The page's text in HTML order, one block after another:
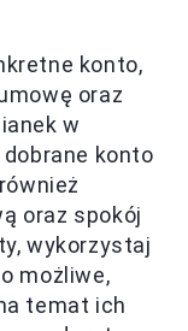
konto,
oraz
w
konto
oraz spokój
wykorzystaj
możliwe,
temat ich